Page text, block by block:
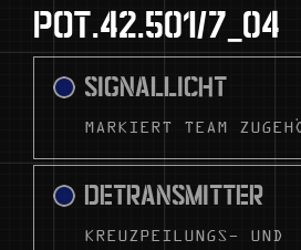
POT.42.501/7_04
SIGNALLICHT
MARKIERT TEAM
DETRANSMITTER
KREUZPEILUNGS- UND